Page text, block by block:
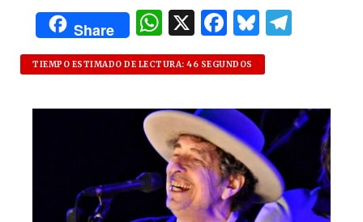
Share
W
h
at
s
A
p
p
X F
a
c
e
b
o
o
k
B
lu
es
k
y
g
ra
TIEMPO ESTIMADO DE LECTURA: 46 SEGUNDOS